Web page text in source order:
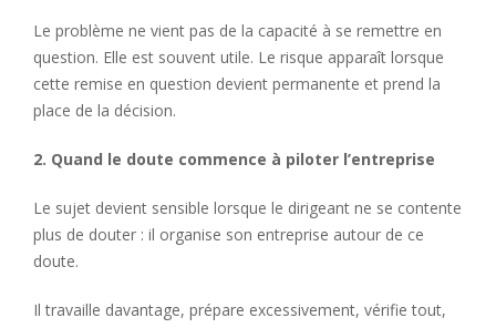
Le problème ne vient pas de la capacité à se remettre en
question. Elle est souvent utile. Le risque apparaît lorsque
cette remise en question devient permanente et prend la
place de la décision.
2. Quand le doute commence à piloter l’entreprise
Le sujet devient sensible lorsque le dirigeant ne se contente
plus de douter : il organise son entreprise autour de ce
doute.
Il travaille davantage, prépare excessivement, vérifie tout,